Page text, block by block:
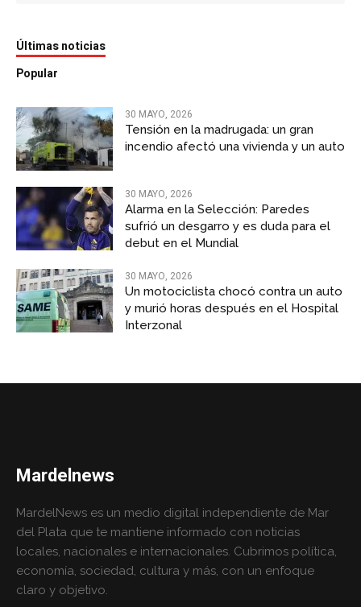
Últimas noticias
Popular
30 MAYO, 2026
Tensión en la madrugada: un gran
incendio afectó una vivienda y un auto
30 MAYO, 2026
Alarma en la Selección: Paredes
sufrió un desgarro y es duda para el
debut en el Mundial
30 MAYO, 2026
Un motociclista chocó contra un auto
y murió horas después en el Hospital
Interzonal
Mardelnews
MardelNews es un medio digital independiente de Mar
del Plata que te mantiene informado con noticias
locales, nacionales e internacionales. Cubrimos política,
economía, sociedad, cultura y más, con un enfoque
claro y objetivo.